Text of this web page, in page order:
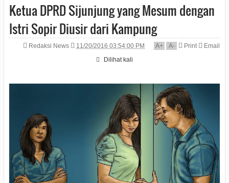
Ketua DPRD Sijunjung yang Mesum dengan
Istri Sopir Diusir dari Kampung
Redaksi News 11/20/2016 03:54:00 PM A+ A- Print
Email
Dilihat kali